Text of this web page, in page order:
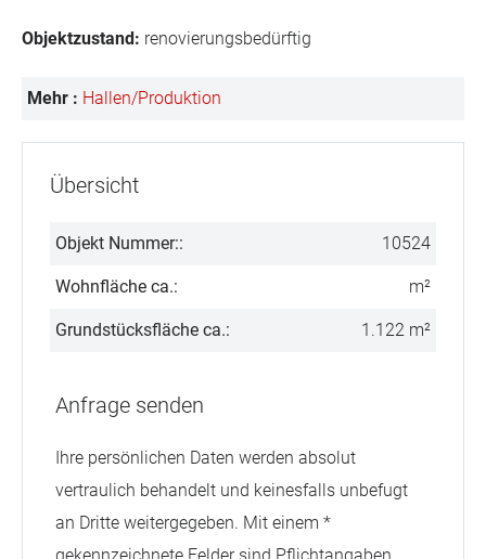
Objektzustand: renovierungsbedürftig
Mehr : Hallen/Produktion
Übersicht
Objekt Nummer:: 10524
Wohnfläche ca.: m²
Grundstücksfläche ca.: 1.122 m²
Anfrage senden
Ihre persönlichen Daten werden absolut
vertraulich behandelt und keinesfalls unbefugt
an Dritte weitergegeben. Mit einem *